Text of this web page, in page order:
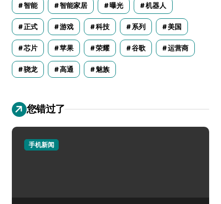
智能 智能家居 曝光 机器人
正式 游戏 科技 系列 美国
芯片 苹果 荣耀 谷歌 运营商
骁龙 高通 魅族
您错过了
手机新闻